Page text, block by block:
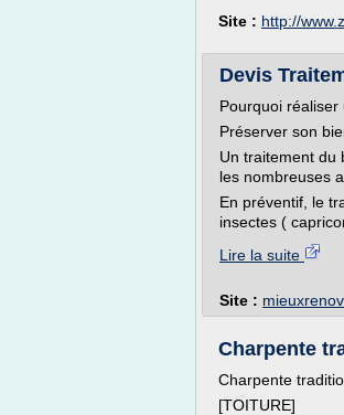
Site : http://
Devis
Pourquoi
Préserver son
Un traitement du
les nombreuses
En préventif, le
insectes (
Lire la suite
Site :
Charpente
Charpente
[TOITURE]